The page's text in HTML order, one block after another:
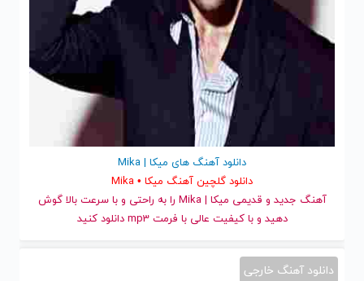
دانلود آهنگ های میکا | Mika
دانلود گلچین آهنگ میکا • Mika
آهنگ جدید
و قدیمی میکا | Mika را به راحتی و با سرعت بالا گوش
دهید و با کیفیت عالی با فرمت mp3 دانلود کنید
دانلود آهنگ خارجی